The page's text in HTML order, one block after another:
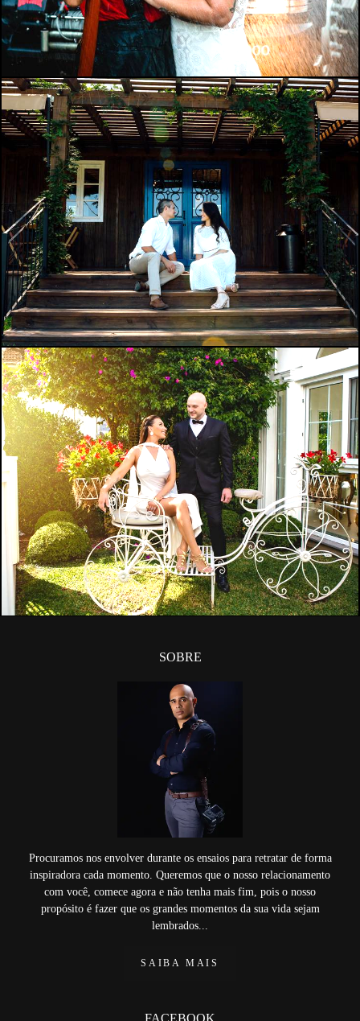
736 24
215
SOBRE
Procuramos nos envolver durante os ensaios para retratar de forma
inspiradora cada momento. Queremos que o nosso relacionamento
com você, comece agora e não tenha mais fim, pois o nosso
propósito é fazer que os grandes momentos da sua vida sejam
lembrados...
SAIBA MAIS